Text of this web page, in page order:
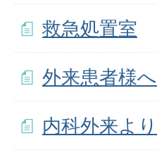
救急処置室
外来患者様へ
内科外来より